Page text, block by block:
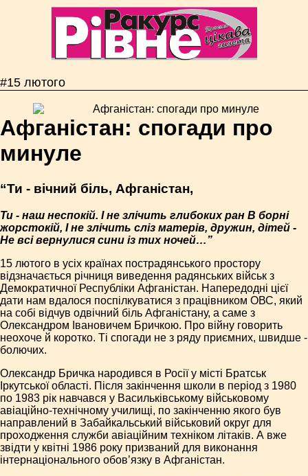
#15 лютого
Афганістан: спогади про
минуле
“Ти - вічний біль, Афганістан,
Ти - наш неспокій. І не злічить глибоких ран В борні
жорстокій, І не злічить сліз матерів, дружин, дітей -
Не всі вернулися сини із тих ночей…”
15 лютого в усіх країнах пострадянського простору
відзначається річниця виведення радянських військ з
Демократичної Республіки Афганістан. Напередодні цієї
дати нам вдалося поспілкуватися з працівником ОВС, який
на собі відчув одвічний біль Афганістану, а саме з
Олександром Івановичем Бричкою. Про війну говорить
неохоче й коротко. Ті спогади не з ряду приємних, швидше -
болючих.
Олександр Бричка народився в Росії у місті Братськ
Іркутської області. Після закінчення школи в період з 1980
по 1983 рік навчався у Васильківському військовому
авіаційно-технічному училищі, по закінченню якого був
направлений в Забайкальський військовий округ для
проходження служби авіаційним техніком літаків. А вже
звідти у квітні 1986 року призваний для виконання
інтернаціонального обов’язку в Афганістан.